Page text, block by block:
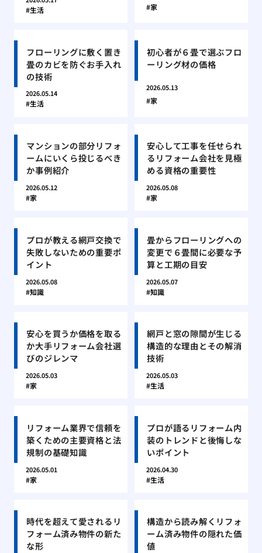
生活 家
フローリングに敷く置き
畳のカビを防ぐお手入れ
の技術
2026.05.14
生活
初心者が６畳で選ぶフロ
ーリング材の価格
2026.05.13
家
マンションの部分リフォ
ームにいくら投じるべき
か事例紹介
2026.05.12
家
安心して工事を任せられ
るリフォーム会社を見極
める資格の重要性
2026.05.08
家
プロが教える網戸交換で
失敗しないための重要ポ
イント
2026.05.08
知識
畳からフローリングへの
変更で６畳間に必要な予
算と工期の目安
2026.05.07
知識
安心を買うか価格を取る
か大手リフォーム会社選
びのジレンマ
2026.05.03
家
網戸と窓の隙間が生じる
構造的な理由とその解消
技術
2026.05.03
生活
リフォーム業界で信頼を
築くための主要資格と法
規制の基礎知識
2026.05.01
家
プロが語るリフォーム内
装のトレンドと後悔しな
いポイント
2026.04.30
生活
時代を超えて愛されるリ
フォーム済み物件の新た
な形
構造から読み解くリフォ
ーム済み物件の隠れた価
値